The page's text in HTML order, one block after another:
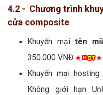
4.2 - Chương trình
cửa composite
Khuyến mạitên
350.000 VNĐ
Khuyến mại hosting
Không giới hạn